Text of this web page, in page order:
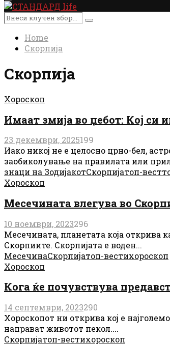
Primary
Menu
Search
for:
Search
Home
Скорпија
Скорпија
Хороскоп
Имаат змија во џебот: Кој си
23 декември, 2025199
Иако никој не е целосно црно-бел,
заобиколување на правилата или
знаци на ЗодијакотСкорпијатоп-вест
Хороскоп
Месечината влегува во
10 ноември, 2023296
Месечината, планетата која открива
Скорпиите. Скорпијата е воден...
МесечинаСкорпијатоп-вестихороскоп
Хороскоп
Кога ќе почувствува
14 септември, 2023290
Хороскопот ни открива кој е
направат животот пекол....
Скорпијатоп-вестихороскоп